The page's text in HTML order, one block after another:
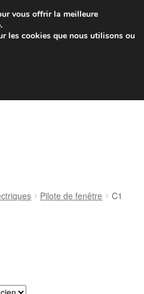
à partir de 7 EUR
de 9 h à 16 h
Pilote de fenêtre
C1
vous offrir la meilleure
les cookies que nous utilisons ou